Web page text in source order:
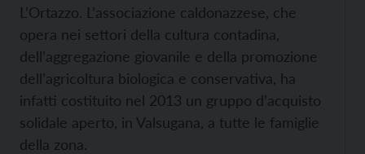
L’Ortazzo. L’associazione caldonazzese, che
opera nei settori della cultura contadina,
dell’aggregazione giovanile e della promozione
dell’agricoltura biologica e conservativa, ha
infatti costituito nel 2013 un gruppo d’acquisto
solidale aperto, in Valsugana, a tutte le famiglie
della zona.